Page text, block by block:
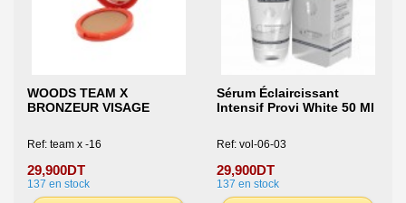
WOODS TEAM X
BRONZEUR VISAGE
Ref: team x -16
29,900DT
137 en stock
Sérum Éclaircissant
Intensif Provi White 50 Ml
Ref: vol-06-03
29,900DT
137 en stock